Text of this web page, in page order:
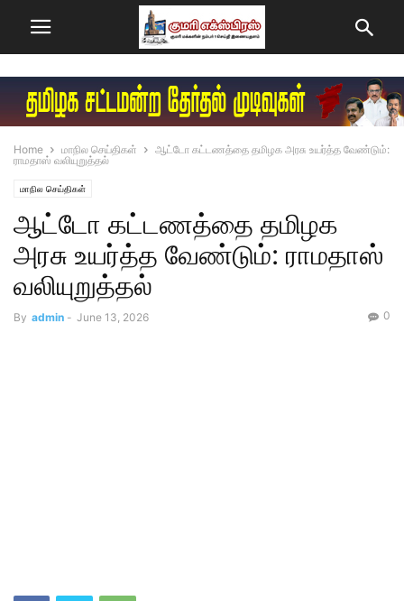
Home மாநில செய்திகள்
ஆட்டோ கட்டணத்தை தமிழக அரசு உயர்த்த வேண்டும்:
ராமதாஸ் வலியுறுத்தல்
மாநில செய்திகள்
ஆட்டோ கட்டணத்தை தமிழக
அரசு உயர்த்த வேண்டும்: ராமதாஸ்
வலியுறுத்தல்
By admin - June 13, 2026 0